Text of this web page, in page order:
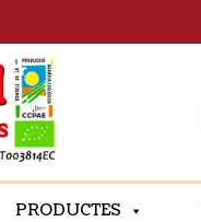
PRODUCTES